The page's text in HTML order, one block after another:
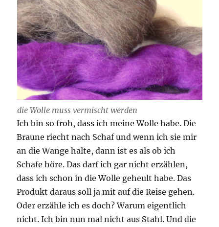
die Wolle muss vermischt werden
Ich bin so froh, dass ich meine Wolle habe. Die
Braune riecht nach Schaf und wenn ich sie mir
an die Wange halte, dann ist es als ob ich
Schafe höre. Das darf ich gar nicht erzählen,
dass ich schon in die Wolle geheult habe. Das
Produkt daraus soll ja mit auf die Reise gehen.
Oder erzähle ich es doch? Warum eigentlich
nicht. Ich bin nun mal nicht aus Stahl. Und die